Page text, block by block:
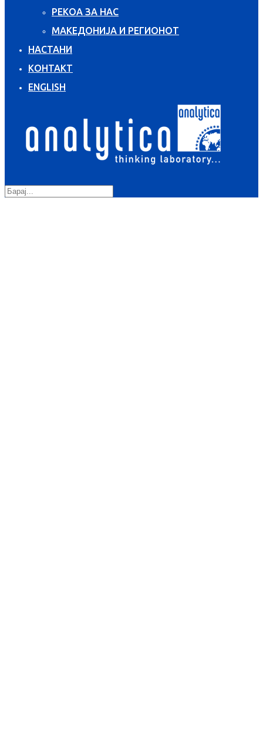
РЕКОА ЗА НАС
МАКЕДОНИЈА И РЕГИОНОТ
НАСТАНИ
КОНТАКТ
ENGLISH